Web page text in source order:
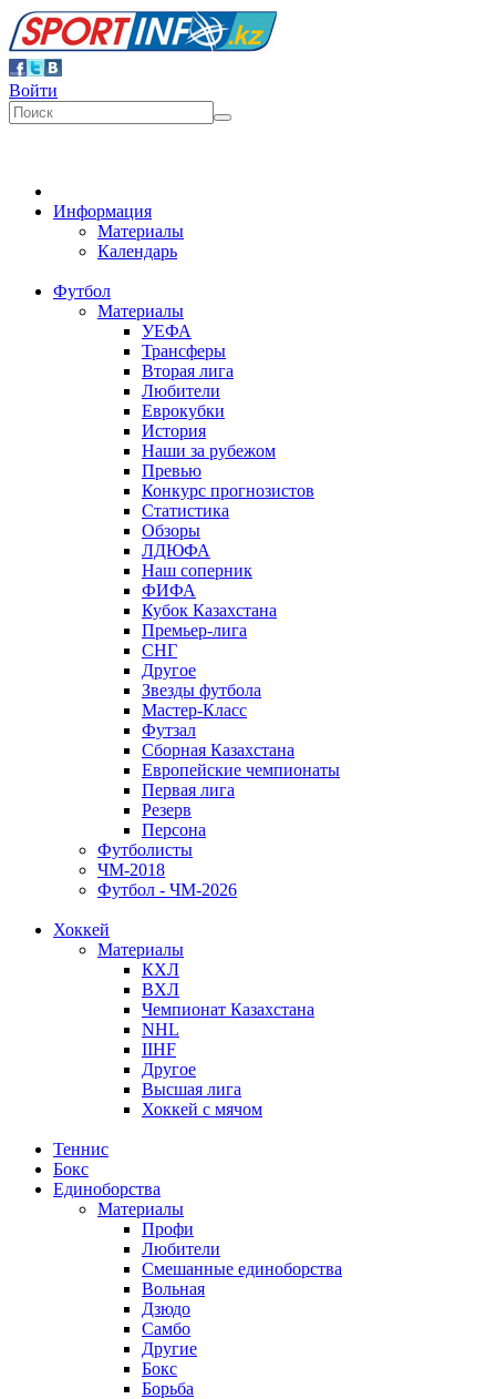
Войти
Информация
Материалы
Календарь
Футбол
Материалы
УЕФА
Трансферы
Вторая лига
Любители
Еврокубки
История
Наши за рубежом
Превью
Конкурс прогнозистов
Статистика
Обзоры
ЛДЮФА
Наш соперник
ФИФА
Кубок Казахстана
Премьер-лига
СНГ
Другое
Звезды футбола
Мастер-Класс
Футзал
Сборная Казахстана
Европейские чемпионаты
Первая лига
Резерв
Персона
Футболисты
ЧМ-2018
Футбол - ЧМ-2026
Хоккей
Материалы
КХЛ
ВХЛ
Чемпионат Казахстана
NHL
IIHF
Другое
Высшая лига
Хоккей с мячом
Теннис
Бокс
Единоборства
Материалы
Профи
Любители
Смешанные единоборства
Вольная
Дзюдо
Самбо
Другие
Бокс
Борьба